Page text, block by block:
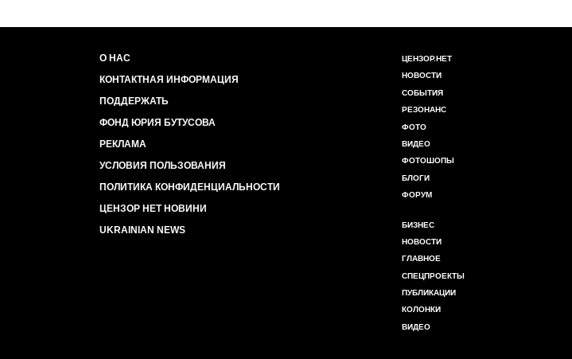
О НАС
КОНТАКТНАЯ ИНФОРМАЦИЯ
ПОДДЕРЖАТЬ
ФОНД ЮРИЯ БУТУСОВА
РЕКЛАМА
УСЛОВИЯ ПОЛЬЗОВАНИЯ
ПОЛИТИКА КОНФИДЕНЦИАЛЬНОСТИ
ЦЕНЗОР НЕТ НОВИНИ
UKRAINIAN NEWS
ЦЕНЗОР.НЕТ
НОВОСТИ
СОБЫТИЯ
РЕЗОНАНС
ФОТО
ВИДЕО
ФОТОШОПЫ
БЛОГИ
ФОРУМ
БИЗНЕС
НОВОСТИ
ГЛАВНОЕ
СПЕЦПРОЕКТЫ
ПУБЛИКАЦИИ
КОЛОНКИ
ВИДЕО